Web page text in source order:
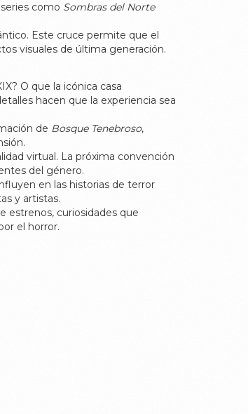
como Sombras del Norte
Este cruce permite que el
visuales de última generación.
O que la icónica casa
hacen que la experiencia sea
de Bosque Tenebroso,
virtual. La próxima convención
del género.
en las historias de terror
y artistas.
estrenos, curiosidades que
el horror.